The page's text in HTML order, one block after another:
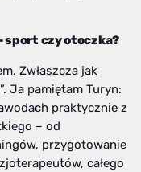
sport czy otoczka?
Zwłaszcza jak
Ja pamiętam Turyn:
praktycznie z
– od
przygotowanie
całego